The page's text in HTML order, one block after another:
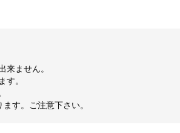
ません。
。
す。ご注意下さい。